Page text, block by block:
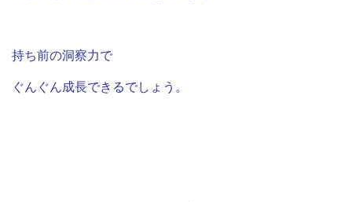
持ち前の洞察力で
ぐんぐん成長できるでしょう。